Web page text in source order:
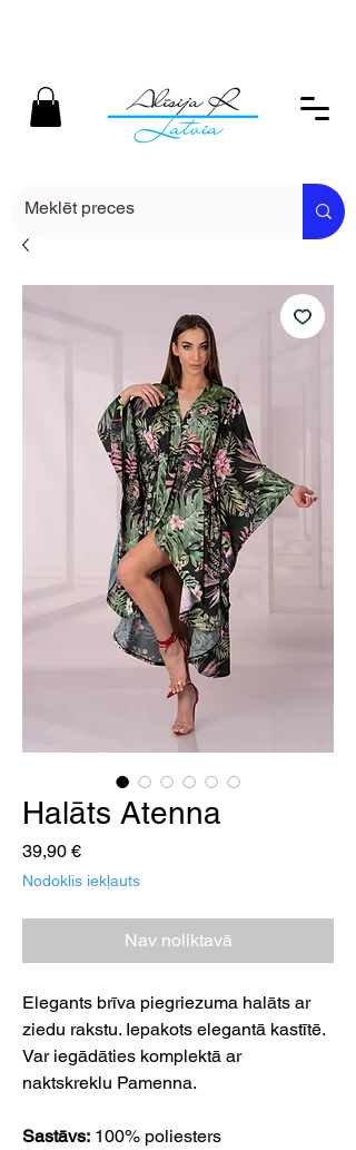
Halāts Atenna
39,90 €Cena
Nodoklis iekļauts
Nav noliktavā
Elegants brīva piegriezuma halāts ar
ziedu rakstu. Iepakots elegantā kastītē.
Var iegādāties komplektā ar
naktskreklu Pamenna.
Sastāvs: 100% poliesters